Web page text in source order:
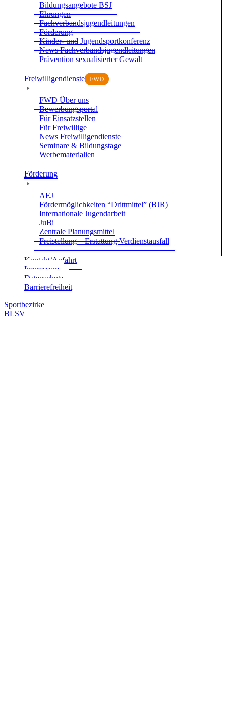
Bil­dungs­an­ge­bote BSJ
Ehrun­gen
Fach­ver­bands­ju­gend­lei­tun­gen
För­de­rung
Kin­der- und Jugend­sport­kon­fe­renz
News Fach­ver­bands­ju­gend­lei­tun­gen
Prä­ven­tion sexua­li­sier­ter Gewalt
Frei­wil­li­gen­dienste FWD
FWD Über uns
Bewer­bungs­por­tal
Für Ein­satz­stel­len
Für Frei­wil­lige
News Frei­wil­li­gen­dienste
Semi­nare & Bil­dungs­tage
Wer­be­ma­te­ria­lien
För­de­rung
AEJ
För­der­mög­lich­kei­ten “Dritt­mit­tel” (BJR)
Inter­na­tio­nale Jugend­ar­beit
JuBi
Zen­trale Pla­nungs­mit­tel
Frei­stel­lung – Erstat­tung Ver­dienst­aus­fall
Kontakt/Anfahrt
Impres­sum
Daten­schutz
Bar­rie­re­frei­heit
Sportbezirke
BLSV